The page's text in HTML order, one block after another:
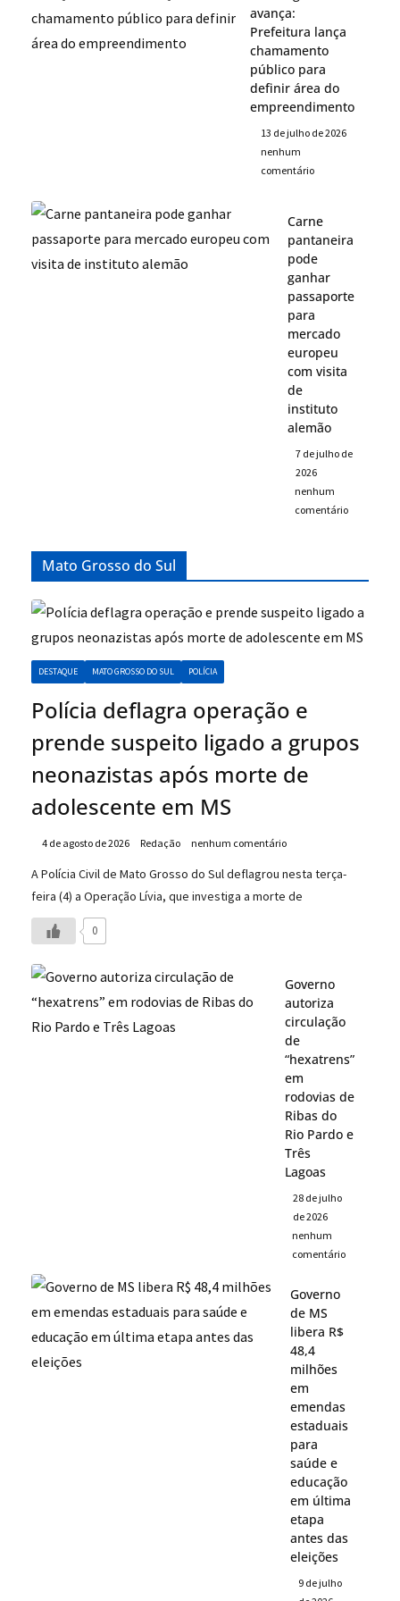
avança:
Prefeitura lança
chamamento
público para
definir área do
empreendimento
13 de julho de 2026
nenhum
comentário
Carne
pantaneira
pode
ganhar
passaporte
para
mercado
europeu
com visita
de
instituto
alemão
7 de julho de
2026
nenhum
comentário
Mato Grosso do Sul
DESTAQUE MATO GROSSO DO SUL POLÍCIA
Polícia deflagra operação e
prende suspeito ligado a grupos
neonazistas após morte de
adolescente em MS
4 de agosto de 2026 Redação nenhum comentário
A Polícia Civil de Mato Grosso do Sul deflagrou nesta terça-
feira (4) a Operação Lívia, que investiga a morte de
0
Governo
autoriza
circulação
de
“hexatrens”
em
rodovias de
Ribas do
Rio Pardo e
Três
Lagoas
28 de julho
de 2026
nenhum
comentário
Governo
de MS
libera R$
48,4
milhões
em
emendas
estaduais
para
saúde e
educação
em última
etapa
antes das
eleições
9 de julho